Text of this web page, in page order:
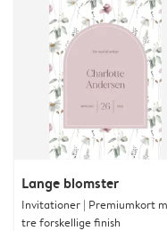
Lange blomster
Invitationer | Premiumkort
tre forskellige finish